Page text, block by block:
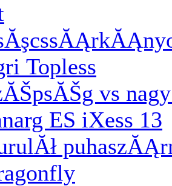
Topless
vs
ES iXess 13